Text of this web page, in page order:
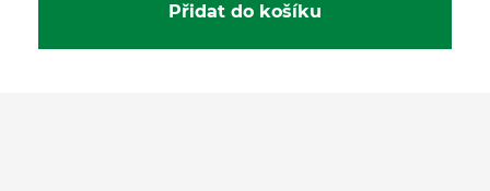
Přidat do košíku